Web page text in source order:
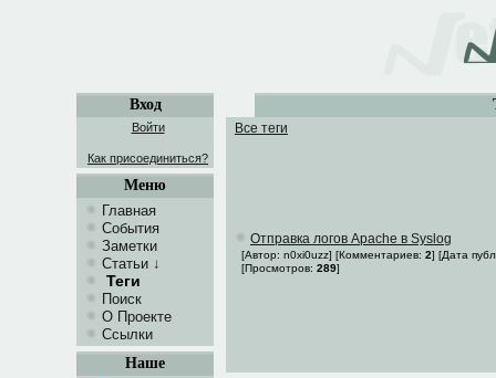
Вход
Войти
Как присоединиться?
Меню
Главная
События
Заметки
Статьи ↓
Теги
Поиск
О Проекте
Ссылки
Наше
Все теги
Отправка логов Apache в Syslog
[Автор: n0xi0uzz] [Комментариев: 2] [Дата
[Просмотров: 289]